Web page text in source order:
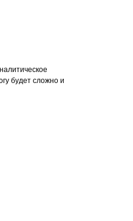
будет сложно и